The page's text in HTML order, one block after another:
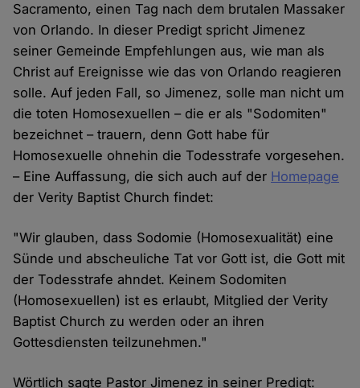
Sacramento, einen Tag nach dem brutalen Massaker
von Orlando. In dieser Predigt spricht Jimenez
seiner Gemeinde Empfehlungen aus, wie man als
Christ auf Ereignisse wie das von Orlando reagieren
solle. Auf jeden Fall, so Jimenez, solle man nicht um
die toten Homosexuellen – die er als "Sodomiten"
bezeichnet – trauern, denn Gott habe für
Homosexuelle ohnehin die Todesstrafe vorgesehen.
– Eine Auffassung, die sich auch auf der Homepage
der Verity Baptist Church findet:
"Wir glauben, dass Sodomie (Homosexualität) eine
Sünde und abscheuliche Tat vor Gott ist, die Gott mit
der Todesstrafe ahndet. Keinem Sodomiten
(Homosexuellen) ist es erlaubt, Mitglied der Verity
Baptist Church zu werden oder an ihren
Gottesdiensten teilzunehmen."
Wörtlich sagte Pastor Jimenez in seiner Predigt: